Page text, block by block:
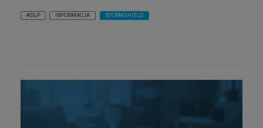
#DLP INFORMACJA STORMSHIELD